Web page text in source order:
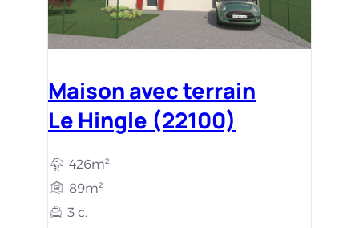
Maison avec terrain
Le Hingle (22100)
426m²
89m²
3 c.